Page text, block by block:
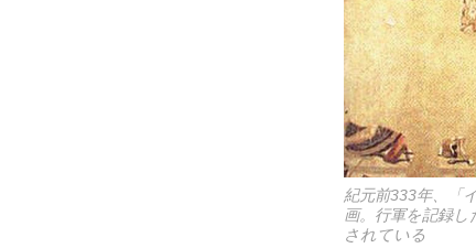
紀元前333年、「
画。行軍を記録
されている